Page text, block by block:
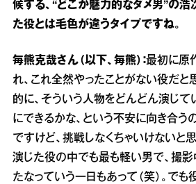
候する、“どこか魅力的なダメ男”の浩
た役とは毛色が違うタイプですね。
毎熊克哉さん（以下、毎熊）：最初に原
れ、これ全然やったことがない役だと
的に、そういう人物をどんどん演じて
にできるかな、という不安に向き合う
ですけど、挑戦しなくちゃいけないと
演じた役の中でも最も軽い男で、撮
たなっていう一日もあって（笑）。でも